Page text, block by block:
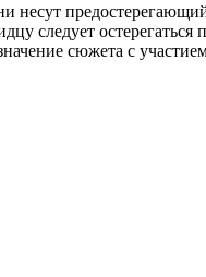
следует
сюжета с